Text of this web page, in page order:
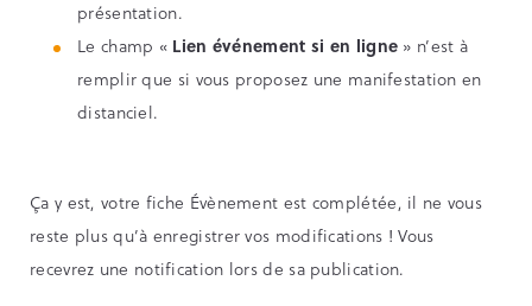
présentation.
Le champ « Lien événement si en ligne » n’est à
remplir que si vous proposez une manifestation en
distanciel.
Ça y est, votre fiche Évènement est complétée, il ne vous
reste plus qu’à enregistrer vos modifications ! Vous
recevrez une notification lors de sa publication.